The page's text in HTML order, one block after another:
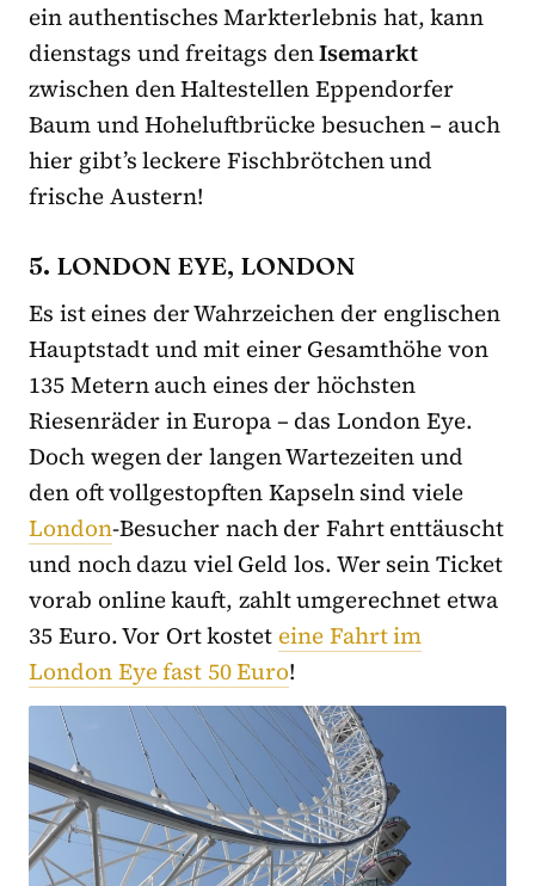
ein authentisches Markterlebnis hat, kann
dienstags und freitags denIsemarkt
zwischen den Haltestellen Eppendorfer
Baum und Hoheluftbrücke besuchen – auch
hier gibt’s leckere Fischbrötchen und
frische Austern!
5. LONDON EYE, LONDON
Es ist eines der Wahrzeichen der englischen
Hauptstadt und mit einer Gesamthöhe von
135 Metern auch eines der höchsten
Riesenräder in Europa – das London Eye.
Doch wegen der langen Wartezeiten und
den oft vollgestopften Kapseln sind viele
London-Besucher nach der Fahrt enttäuscht
und noch dazu viel Geld los. Wer sein Ticket
vorab online kauft, zahlt umgerechnet etwa
35 Euro. Vor Ort kostet eine Fahrt im
London Eye fast 50 Euro!